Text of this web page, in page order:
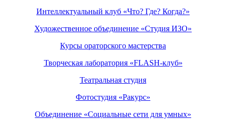
Интеллектуальный клуб «Что? Где? Когда?»
Художественное объединение «Студия ИЗО»
Курсы ораторского мастерства
Творческая лаборатория «FLASH-клуб»
Театральная студия
Фотостудия «Ракурс»
Объединение «Социальные сети для умных»